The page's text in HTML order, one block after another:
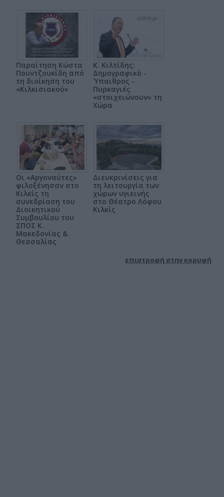
Παραίτηση Κώστα
Πουντζουκίδη από
τη διοίκηση του
«Κιλκισιακού»
Κ. Κιλτίδης:
Δημογραφικό -
Ύπαιθρος -
Πυρκαγιές
«στοιχειώνουν» τη
Χώρα
Οι «Αργοναύτες»
φιλοξένησαν στο
Κιλκίς τη
συνεδρίαση του
Διοικητικού
Συμβουλίου του
ΣΠΟΣ Κ.
Μακεδονίας &
Θεσσαλίας
Διευκρινίσεις για
τη λειτουργία των
χώρων υγιεινής
στο Θέατρο Λόφου
Κιλκίς
επιστροφή στην κορυφή